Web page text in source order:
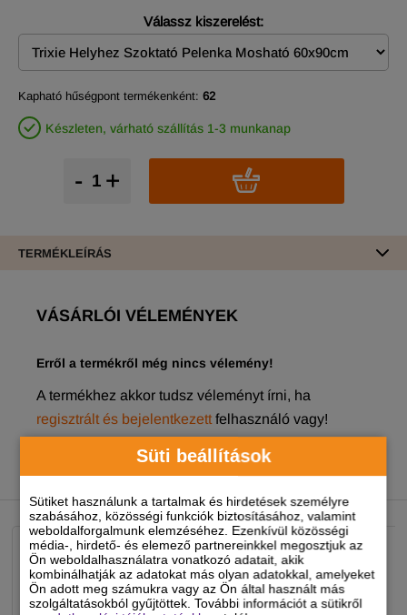
Süti beállítások
Sütiket használunk a tartalmak és hirdetések személyre
szabásához, közösségi funkciók biztosításához, valamint
weboldalforgalmunk elemzéséhez. Ezenkívül közösségi
média-, hirdető- és elemező partnereinkkel megosztjuk az
Ön weboldalhasználatra vonatkozó adatait, akik
kombinálhatják az adatokat más olyan adatokkal, amelyeket
Ön adott meg számukra vagy az Ön által használt más
szolgáltatásokból gyűjtöttek. További információt a sütikről
Válassz kiszerelést:
Kapható hűségpont termékenként: 62
Készleten, várható szállítás 1-3 munkanap
+
-
TERMÉKLEÍRÁS
VÁSÁRLÓI VÉLEMÉNYEK
Erről a termékről még nincs vélemény!
A termékhez akkor tudsz véleményt írni, ha
regisztrált és bejelentkezett felhasználó vagy!
NEKED AJÁNLJUK